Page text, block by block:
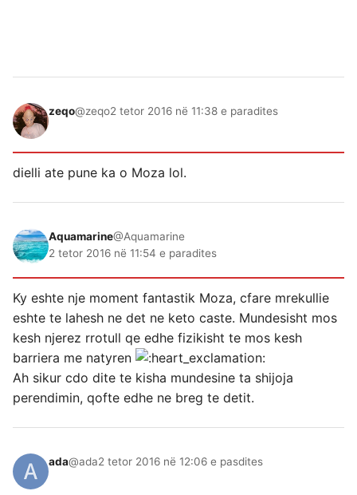
zeqo@zeqo2 tetor 2016 në 11:38 e paradites
dielli ate pune ka o Moza lol.
Aquamarine@Aquamarine
2 tetor 2016 në 11:54 e paradites
Ky eshte nje moment fantastik Moza, cfare mrekullie
eshte te lahesh ne det ne keto caste. Mundesisht mos
kesh njerez rrotull qe edhe fizikisht te mos kesh
barriera me natyren
Ah sikur cdo dite te kisha mundesine ta shijoja
perendimin, qofte edhe ne breg te detit.
ada@ada2 tetor 2016 në 12:06 e pasdites